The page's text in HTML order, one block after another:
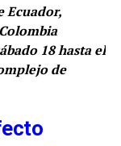
Ecuador,
18 hasta el
de